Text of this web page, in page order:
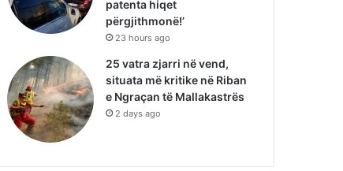
patenta hiqet
përgjithmonë!’
23 hours ago
25 vatra zjarri në vend,
situata më kritike në Riban
e Ngraçan të Mallakastrës
2 days ago